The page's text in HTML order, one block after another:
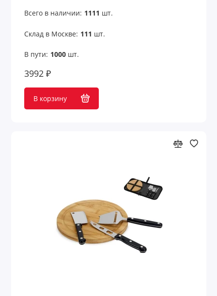
Всего в наличии: 1111 шт.
Склад в Москве: 111 шт.
В пути: 1000шт.
3992 ₽
В корзину